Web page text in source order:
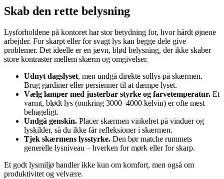
Skab den rette belysning
Lysforholdene på kontoret har stor betydning for, hvor hårdt øjnene
arbejder. For skarpt eller for svagt lys kan begge dele give
problemer. Det ideelle er en jævn, blød belysning, der ikke skaber
store kontraster mellem skærm og omgivelser.
Udnyt dagslyset, men undgå direkte sollys på skærmen.
Brug gardiner eller persienner til at dæmpe lyset.
Vælg lamper med justerbar styrke og farvetemperatur. Et
varmt, blødt lys (omkring 3000–4000 kelvin) er ofte mest
behageligt.
Undgå genskin. Placer skærmen vinkelret på vinduer og
lyskilder, så du ikke får refleksioner i skærmen.
Tjek skærmens lysstyrke. Den bør matche rummets
generelle lysniveau – hverken for mørk eller for skarp.
Et godt lysmiljø handler ikke kun om komfort, men også om
produktivitet og velvære.